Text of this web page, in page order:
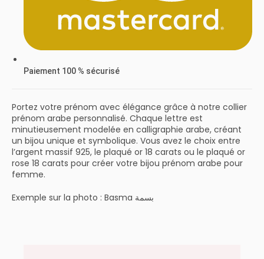
Paiement 100 % sécurisé
Portez votre prénom avec élégance grâce à notre collier
prénom arabe personnalisé. Chaque lettre est
minutieusement modelée en calligraphie arabe, créant
un bijou unique et symbolique. Vous avez le choix entre
l’argent massif 925, le plaqué or 18 carats ou le plaqué or
rose 18 carats pour créer votre bijou prénom arabe pour
femme.
Exemple sur la photo : Basma بسمة